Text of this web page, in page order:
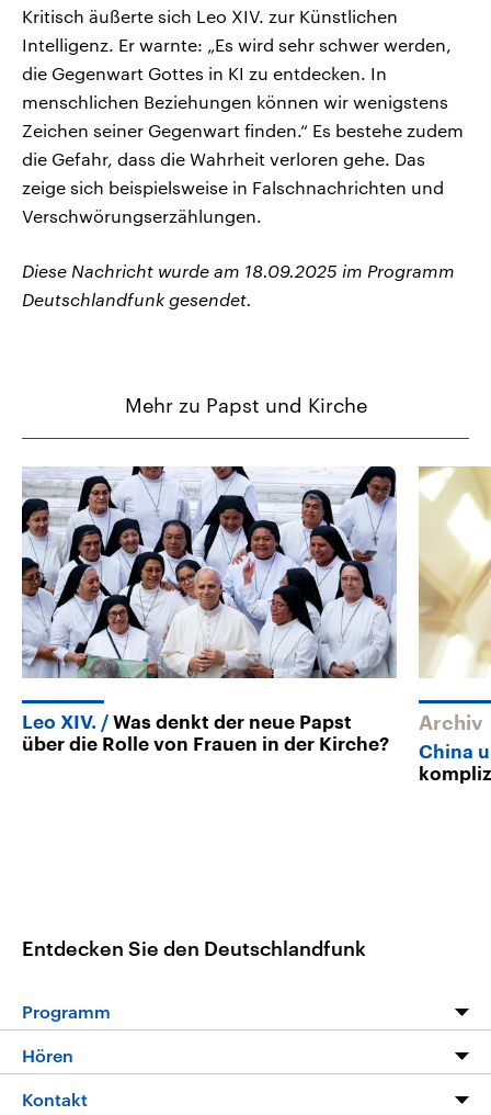
Kritisch äußerte sich Leo XIV. zur Künstlichen
Intelligenz. Er warnte: „Es wird sehr schwer werden,
die Gegenwart Gottes in KI zu entdecken. In
menschlichen Beziehungen können wir wenigstens
Zeichen seiner Gegenwart finden.“ Es bestehe zudem
die Gefahr, dass die Wahrheit verloren gehe. Das
zeige sich beispielsweise in Falschnachrichten und
Verschwörungserzählungen.
Diese Nachricht wurde am 18.09.2025 im Programm
Deutschlandfunk gesendet.
Mehr zu Papst und Kirche
Leo XIV.
Was denkt der neue Papst
über die Rolle von Frauen in der Kirche?
Archiv
China
Entdecken Sie den Deutschlandfunk
Programm
Programm
Hören
Livestream
Kontakt